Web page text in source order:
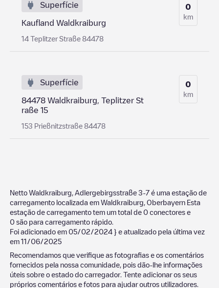
Superfície
Kaufland Waldkraiburg
14 Teplitzer Straße 84478
0
km
Superfície
84478 Waldkraiburg, Teplitzer St
raße 15
153 Prießnitzstraße 84478
0
km
Netto Waldkraiburg, Adlergebirgsstraße 3-7 é uma estação de
carregamento localizada em Waldkraiburg Oberbayern Esta
estação de carregamento tem um total de 0 conectores e
0 são para carregamento rápido.
Foi adicionado em 05/02/2024 } e atualizado pela última vez
em 11/06/2025
Recomendamos que verifique as fotografias e os comentários
fornecidos pela nossa comunidade, pois dão-lhe informações
úteis sobre o estado do carregador. Tente adicionar os seus
próprios comentários e fotos para ajudar outros utilizadores.